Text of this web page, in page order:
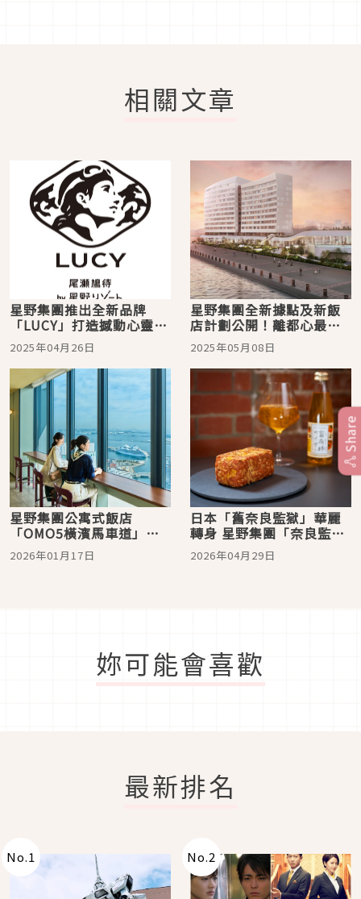
相關文章
星野集團推出全新品牌
「LUCY」打造撼動心靈的
山岳旅宿體驗
2025年04月26日
星野集團全新據點及新飯
店計劃公開！離都心最近
的 OMO7横浜 10月即可預
約，星野迷趕快筆記起來
準備攻略
2025年05月08日
星野集團公寓式飯店
「OMO5橫濱馬車道」
2026年1月開幕，360°全
景視野眺望橫濱夜景
2026年01月17日
日本「舊奈良監獄」華麗
轉身 星野集團「奈良監獄
博物館」4月正式開館
2026年04月29日
妳可能會喜歡
最新排名
No.1 No.2
Share